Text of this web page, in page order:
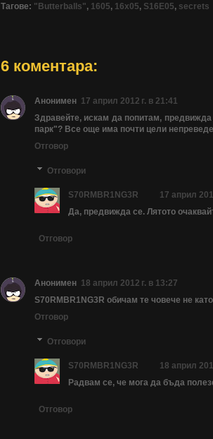
Тагове: "Butterballs", 1605, 16x05, S16E05, secrets
6 коментара:
Анонимен 17 април 2012 г. в 21:41
Здравейте, искам да попитам,
парк"? Все още има почти цели
Отговор
Отговори
S70RMBR1NG3R
17 април
Да, предвижда се. Лятото
Отговор
Анонимен 18 април 2012 г. в 13:27
S70RMBR1NG3R обичам те човече не
Отговор
Отговори
S70RMBR1NG3R
18 април
Радвам се, че мога да бъда
Отговор